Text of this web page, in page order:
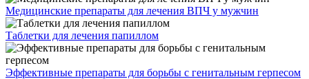
Медицинские препараты для лечения ВПЧ у мужчин
Таблетки для лечения папиллом
Эффективные препараты для борьбы с генитальным герпесом